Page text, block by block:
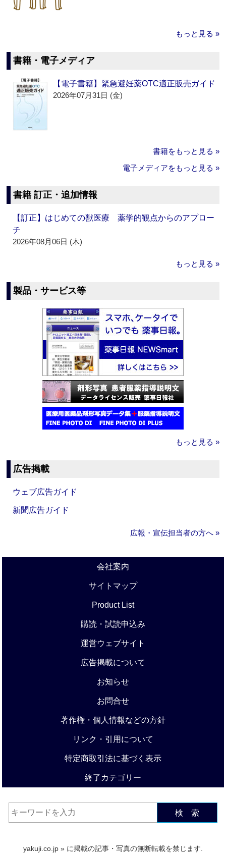
もっと見る »
書籍・電子メディア
【電子書籍】緊急避妊薬OTC適正販売ガイド
2026年07月31日 (金)
書籍をもっと見る »
電子メディアをもっと見る »
書籍 訂正・追加情報
【訂正】はじめての獣医療 薬学的観点からのアプロー
チ
2026年08月06日 (木)
もっと見る »
製品・サービス等
もっと見る »
広告掲載
ウェブ広告ガイド
新聞広告ガイド
広報・宣伝担当者の方へ »
会社案内
サイトマップ
Product List
購読・試読申込み
運営ウェブサイト
広告掲載について
お知らせ
お問合せ
著作権・個人情報などの方針
リンク・引用について
特定商取引法に基づく表示
終了カテゴリー
検 索
yakuji.co.jp » に掲載の記事・写真の無断転載を禁じます.